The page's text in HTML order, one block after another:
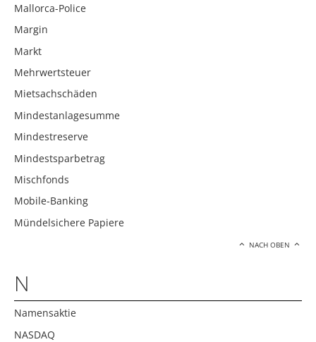
Mallorca-Police
Margin
Markt
Mehrwertsteuer
Mietsachschäden
Mindestanlagesumme
Mindestreserve
Mindestsparbetrag
Mischfonds
Mobile-Banking
Mündelsichere Papiere
NACH OBEN
N
Namensaktie
NASDAQ